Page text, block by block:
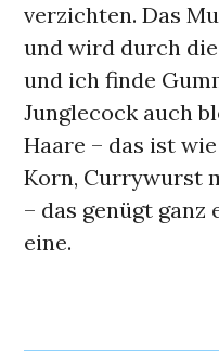
verzichten. Das
und wird durch
und ich finde
Junglecock auch
Haare – das ist
Korn, Currywurst
– das genügt
eine.